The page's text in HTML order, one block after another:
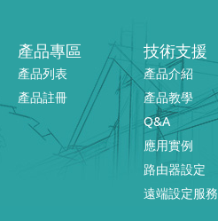
產品專區
產品列表
產品註冊
技術支援
產品介紹
產品教學
Q&A
應用實例
路由器設定
遠端設定服務